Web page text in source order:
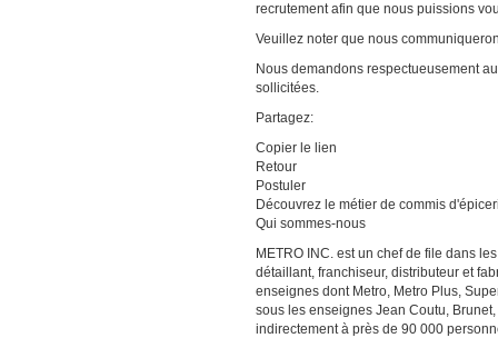
recrutement afin que nous puissions
Veuillez noter que nous
Nous demandons respectueusement
sollicitées.
Partagez:
Copier le lien
Retour
Postuler
Découvrez le métier de commis
Qui sommes-nous
METRO INC. est un chef de file dans
détaillant, franchiseur, distributeur et
enseignes dont Metro, Metro Plus,
sous les enseignes Jean Coutu,
indirectement à près de 90 000